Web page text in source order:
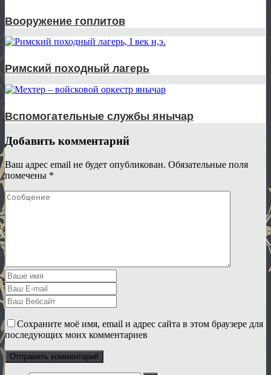
Вооружение гоплитов
Римский походный лагерь
Вспомогательные службы янычар
Добавить комментарий
Ваш адрес email не будет опубликован. Обязательные поля
помечены *
Сохраните моё имя, email и адрес сайта в этом браузере для
последующих моих комментариев